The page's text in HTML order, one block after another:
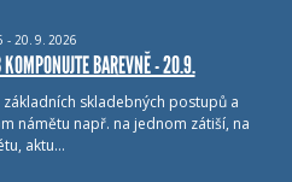
- 20. 9. 2026
BAREVNĚ - 20.9.
skladebných postupů a
námětu např. na jednom zátiší, na
aktu…